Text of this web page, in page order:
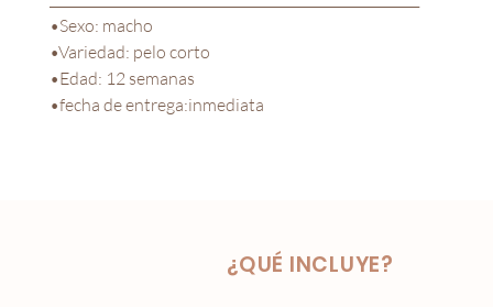
•Sexo: macho
•Variedad: pelo corto
•Edad: 12 semanas
•fecha de entrega:inmediata
¿QUÉ INCLUYE?